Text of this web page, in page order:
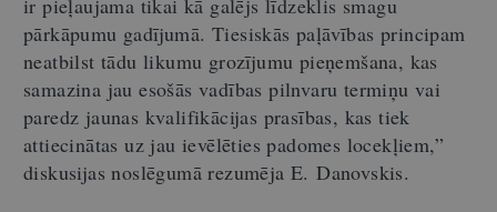
pārkāpumu gadījumā. Tiesiskās paļāvības principam
neatbilst tādu likumu grozījumu pieņemšana, kas
samazina jau esošās vadības pilnvaru termiņu vai
paredz jaunas kvalifikācijas prasības, kas tiek
attiecinātas uz jau ievēlēties padomes locekļiem,”
diskusijas noslēgumā rezumēja E. Danovskis.